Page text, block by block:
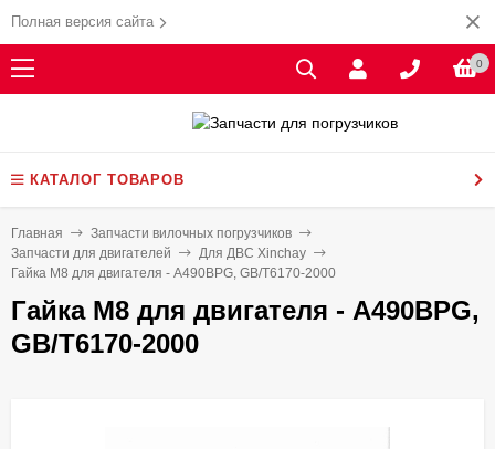
Полная версия сайта
0
КАТАЛОГ ТОВАРОВ
Главная
Запчасти вилочных погрузчиков
Запчасти для двигателей
Для ДВС Xinchay
Гайка М8 для двигателя - A490BPG, GB/T6170-2000
Гайка М8 для двигателя - A490BPG,
GB/T6170-2000